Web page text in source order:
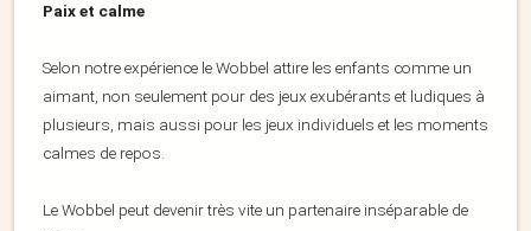
Paix et calme
Selon notre expérience le Wobbel attire les enfants comme un
aimant, non seulement pour des jeux exubérants et ludiques à
plusieurs, mais aussi pour les jeux individuels et les moments
calmes de repos.
Le Wobbel peut devenir très vite un partenaire inséparable de